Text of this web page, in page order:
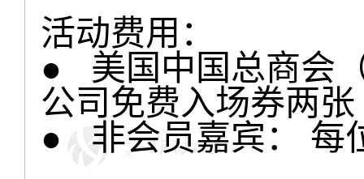
活动费用：
● 美国中国总商会
公司免费入场券两张
● 非会员嘉宾： 每